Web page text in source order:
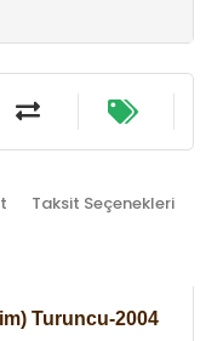
Taksit Seçenekleri
Turuncu-2004